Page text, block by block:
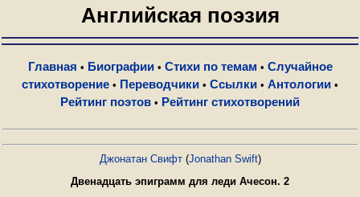
Английская поэзия
Главная • Биографии• Стихи по темам • Случайное
стихотворение • Переводчики • Ссылки • Антологии •
Рейтинг поэтов • Рейтинг стихотворений
Джонатан Свифт(Jonathan Swift)
Двенадцать эпиграмм для леди Ачесон. 2